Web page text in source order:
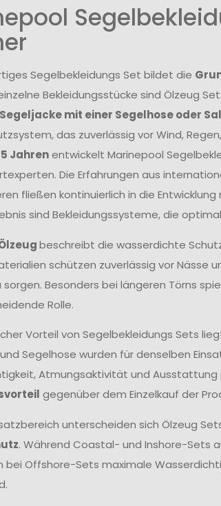
Segelbekleidungs Set bildet die
Bekleidungsstücke sind Ölzeug
mit einer Segelhose oder
das zuverlässig vor Wind,
Jahrenentwickelt Marinepool
Die Erfahrungen aus
fließen kontinuierlich in die
sind Bekleidungssysteme, die
beschreibt die wasserdichte
schützen zuverlässig vor Nässe
sorgen. Besonders bei längeren Törns
Rolle.
Vorteil von Segelbekleidungs Sets
Segelhose wurden für denselben
Atmungsaktivität und
gegenüber dem Einzelkauf der
unterscheiden sich Ölzeug
. Während Coastal- und Inshore-Sets
bei Offshore-Sets maximale